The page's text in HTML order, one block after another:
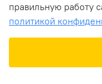
правильную работу
политикой